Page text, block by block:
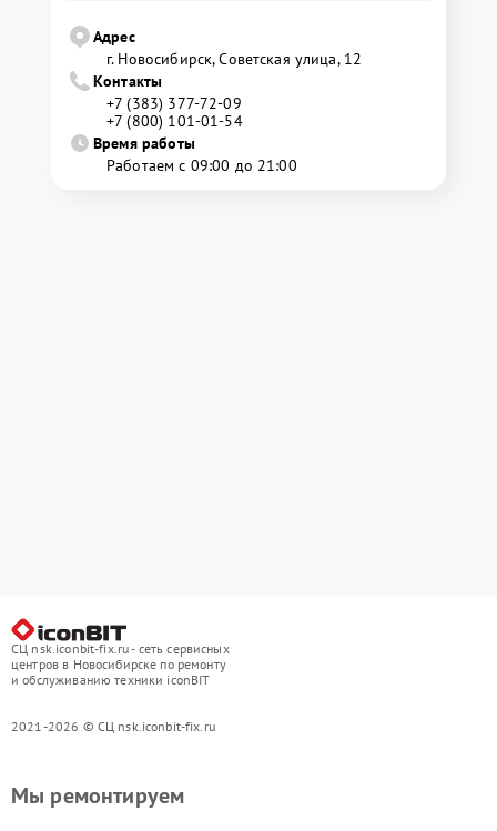
Адрес
г. Новосибирск, Советская улица, 12
Контакты
+7 (383) 377-72-09
+7 (800) 101-01-54
Время работы
Работаем с 09:00 до 21:00
СЦ nsk.iconbit-fix.ru - сеть сервисных
центров в Новосибирске по ремонту
и обслуживанию техники iconBIT
2021-2026 © СЦ nsk.iconbit-fix.ru
Мы ремонтируем